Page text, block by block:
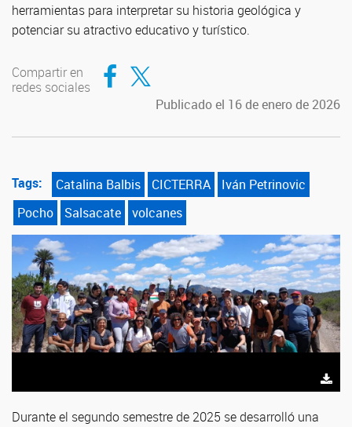
herramientas para interpretar su historia geológica y
potenciar su atractivo educativo y turístico.
Compartir en
redes sociales
Compartir en Facebook
Compartir en Twitter
Publicado el 16 de enero de 2026
Tags: Catalina Balbis CICTERRA
Iván Petrinovic
Pocho
Salsacate volcanes
Durante el segundo semestre de 2025 se desarrolló una